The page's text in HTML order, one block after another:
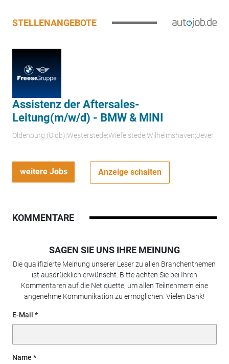
STELLENANGEBOTE
Assistenz der Aftersales-
Leitung(m/w/d) - BMW & MINI
Oldenburg (Oldb);Westerstede;Wiefelstede;Wilhelmshaven;Jever
weitere Jobs Anzeige schalten
KOMMENTARE
SAGEN SIE UNS IHRE MEINUNG
Die qualifizierte Meinung unserer Leser zu allen Branchenthemen
ist ausdrücklich erwünscht. Bitte achten Sie bei Ihren
Kommentaren auf die Netiquette, um allen Teilnehmern eine
angenehme Kommunikation zu ermöglichen. Vielen Dank!
E-Mail
Name